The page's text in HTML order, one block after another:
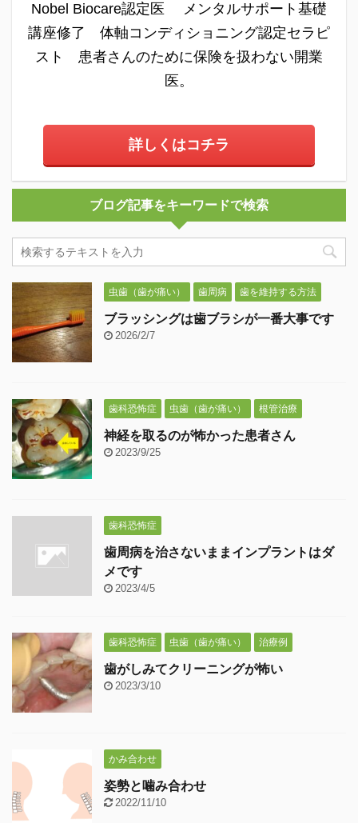
Nobel Biocare認定医 メンタルサポート基礎
講座修了 体軸コンディショニング認定セラピ
スト 患者さんのために保険を扱わない開業
医。
詳しくはコチラ
ブログ記事をキーワードで検索
虫歯（歯が痛い） 歯周病 歯を維持する方法
ブラッシングは歯ブラシが一番大事です
2026/2/7
歯科恐怖症 虫歯（歯が痛い） 根管治療
神経を取るのが怖かった患者さん
2023/9/25
歯科恐怖症
歯周病を治さないままインプラントはダ
メです
2023/4/5
歯科恐怖症 虫歯（歯が痛い） 治療例
歯がしみてクリーニングが怖い
2023/3/10
かみ合わせ
姿勢と噛み合わせ
2022/11/10